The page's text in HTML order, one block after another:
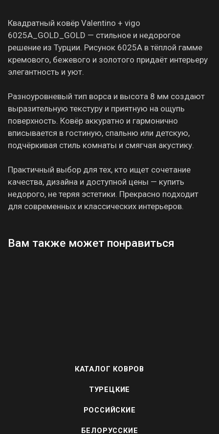
Квадратный ковёр Valentino + vigo
6025A_GOLD_GOLD — стильное и недорогое
решение из Турции. Рисунок 6025A в тёплой гамме
кремового, бежевого и золотого придаёт интерьеру
элегантность и уют.
Разноуровневый тип ворса и высота 8 мм создают
выразительную текстуру и приятную на ощупь
поверхность. Ковёр аккуратно и гармонично
вписывается в гостиную, спальню или детскую,
подчёркивая стиль комнаты и смягчая акустику.
Практичный выбор для тех, кто ищет сочетание
качества, дизайна и доступной цены — купить
недорого, не теряя эстетики. Прекрасно подходит
для современных и классических интерьеров.
Вам также может понравиться
КАТАЛОГ КОВРОВ
ТУРЕЦКИЕ
РОССИЙСКИЕ
БЕЛОРУССКИЕ